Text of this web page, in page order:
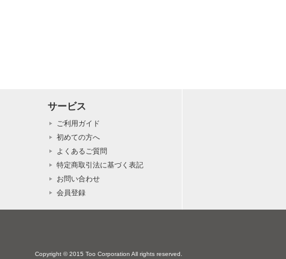
サービス
ご利用ガイド
初めての方へ
よくあるご質問
特定商取引法に基づく表記
お問い合わせ
会員登録
Copyright © 2015 Too Corporation All rights reserved.